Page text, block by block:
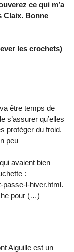
ce qui m’a
Claix. Bonne
les crochets)
être temps de
s’assurer qu’elles
protéger du froid.
peu
avaient bien
:
passe-l-hiver.html.
pour (…)
Aiguille est un